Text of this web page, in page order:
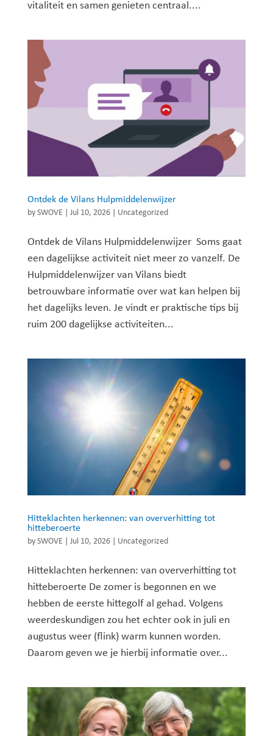
vitaliteit en samen genieten centraal....
Ontdek de Vilans Hulpmiddelenwijzer
by SWOVE Jul 10, 2026| Uncategorized
Ontdek de Vilans Hulpmiddelenwijzer Soms gaat
een dagelijkse activiteit niet meer zo vanzelf. De
Hulpmiddelenwijzer van Vilans biedt
betrouwbare informatie over wat kan helpen bij
het dagelijks leven. Je vindt er praktische tips bij
ruim 200 dagelijkse activiteiten...
Hitteklachten herkennen: van oververhitting tot
hitteberoerte
by SWOVE Jul 10, 2026| Uncategorized
Hitteklachten herkennen: van oververhitting tot
hitteberoerte De zomer is begonnen en we
hebben de eerste hittegolf al gehad. Volgens
weerdeskundigen zou het echter ook in juli en
augustus weer (flink) warm kunnen worden.
Daarom geven we je hierbij informatie over...